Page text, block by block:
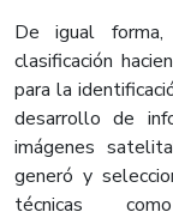
De igual
clasificación
para la
desarrollo de
imágenes
generó y
técnicas